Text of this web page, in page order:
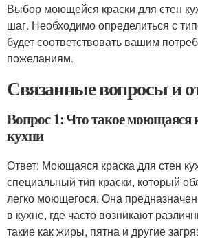
Выбор моющейся краски для стен
шаг. Необходимо определиться с
будет соответствовать вашим
пожеланиям.
Связанные вопросы и
Вопрос 1: Что такое моющаяся
кухни
Ответ: Моющаяся краска для стен
специальный тип краски, который
легко моющегося. Она
в кухне, где часто возникают
такие как жиры, пятна и другие